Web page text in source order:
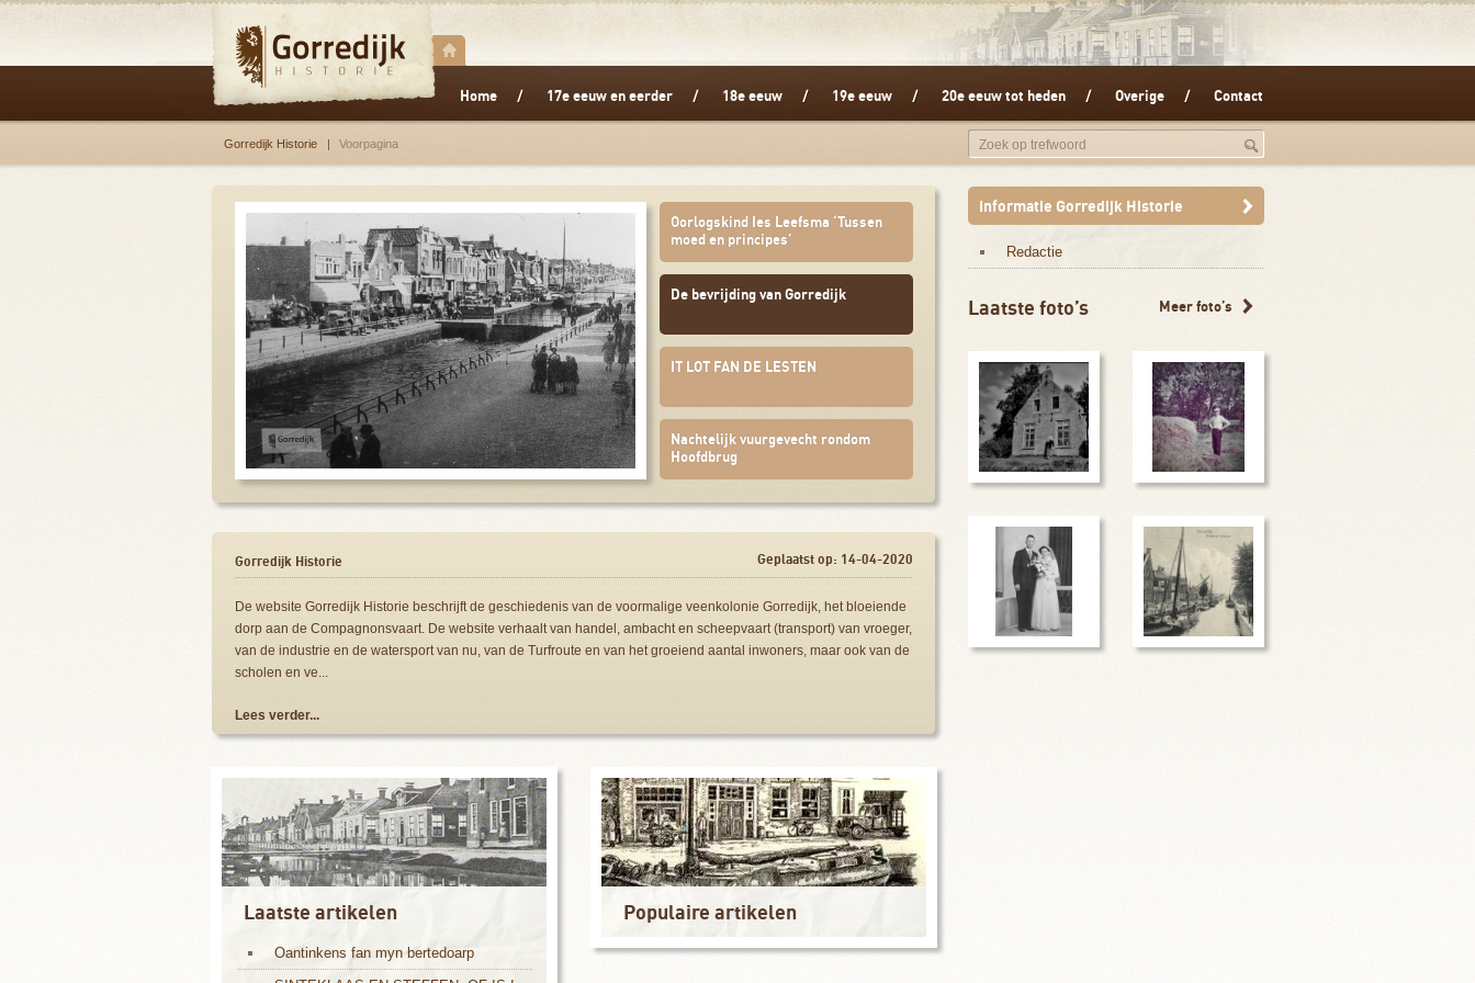
Home 17e eeuw en eerder 18e eeuw 19e eeuw 20e eeuw tot heden Overige Contact
Gorredijk Historie Voorpagina
Oorlogskind Ies Leefsma ‘Tussen
moed en principes’
De bevrijding van Gorredijk
IT LOT FAN DE LESTEN
Nachtelijk vuurgevecht rondom
Hoofdbrug
Gorredijk Historie Geplaatst op: 14-04-2020
De website Gorredijk Historie beschrijft de geschiedenis van de voormalige veenkolonie Gorredijk, het bloeiende
dorp aan de Compagnonsvaart. De website verhaalt van handel, ambacht en scheepvaart (transport) van vroeger,
van de industrie en de watersport van nu, van de Turfroute en van het groeiend aantal inwoners, maar ook van de
scholen en ve...
Lees verder...
Laatste artikelen
Oantinkens fan myn bertedoarp
Populaire artikelen
Informatie Gorredijk Historie
Redactie
Meer foto’s
Laatste foto’s